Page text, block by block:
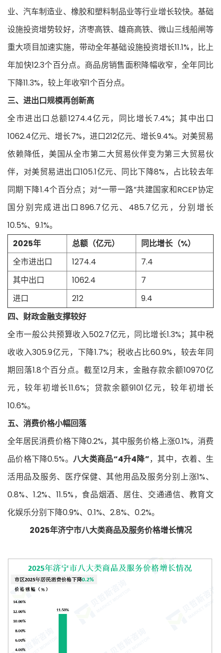
业、汽车制造业、橡胶和塑料制品业等行业增长较快。基础
设施投资增势较好，济枣高铁、雄商高铁、微山三线船闸等
重大项目加速实施，带动全年基础设施投资增长11.1%，比上
年加快12.3个百分点。商品房销售面积降幅收窄，全年同比
下降11.3%，较上年收窄1个百分点。
三、进出口规模再创新高
全市进出口总额1274.4亿元，同比增长7.4%；其中出口
1062.4亿元、增长7%，进口212亿元、增长9.4%。对美贸易
依赖降低，美国从全市第二大贸易伙伴变为第三大贸易伙
伴，对美贸易进出口105.1亿元、同比下降8%，占比较去年
同期下降1.4个百分点；对“一带一路”共建国家和RCEP协定
国分别完成进出口896.7亿元、485.7亿元，分别增长
10.5%、9.1%。
2025年
总额（亿元）
同比增长（%）
全市进出口
1274.4
7.4
其中出口
1062.4
7
进口
212
9.4
四、财政金融支撑较好
全市一般公共预算收入502.7亿元，同比增长1.3%；其中税
收收入305.9亿元，下降1.7%；税收占比60.9%，较去年同
期回落1.8个百分点。截至12月末，金融存款余额10970亿
元，较年初增长11.6%；贷款余额9101亿元，较年初增长
10.6%。
五、消费价格小幅回落
全年居民消费价格下降0.2%，其中服务价格上涨0.1%，消费
品价格下降0.5%。八大类商品“4升4降”，其中，衣着、生
活用品及服务、医疗保健、其他用品及服务分别上涨1%、
0.8%、1.2%、11.5%，食品烟酒、居住、交通通信、教育文
化娱乐分别下降0.9%、0.1%、2.8%、0.2%。
2025年济宁市八大类商品及服务价格增长情况